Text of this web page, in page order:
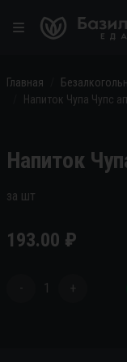
Главная
Напиток Чупа Чупс
Напиток
за шт
193.00 ₽
- 1 +